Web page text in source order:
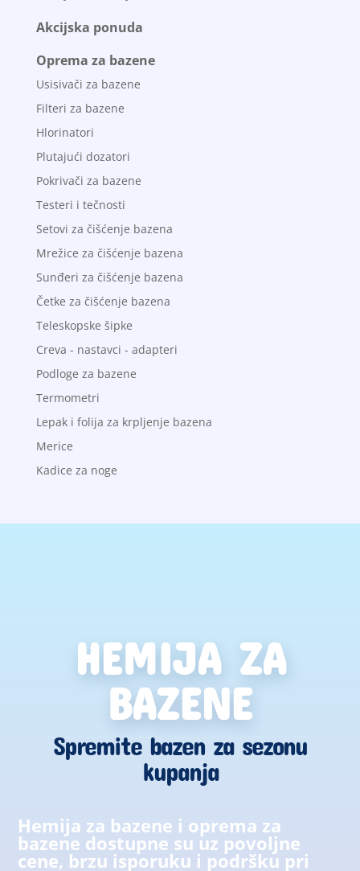
Akcijska ponuda
Oprema za bazene
Usisivači za bazene
Filteri za bazene
Hlorinatori
Plutajući dozatori
Pokrivači za bazene
Testeri i tečnosti
Setovi za čišćenje bazena
Mrežice za čišćenje bazena
Sunđeri za čišćenje bazena
Četke za čišćenje bazena
Teleskopske šipke
Creva - nastavci - adapteri
Podloge za bazene
Termometri
Lepak i folija za krpljenje bazena
Merice
Kadice za noge
HEMIJA ZA
BAZENE
Spremite bazen za sezonu
kupanja
Hemija za bazene i oprema za
bazene dostupne su uz povoljne
cene, brzu isporuku i podršku pri